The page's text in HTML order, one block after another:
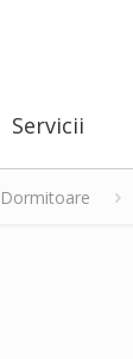
Servicii
Dormitoare